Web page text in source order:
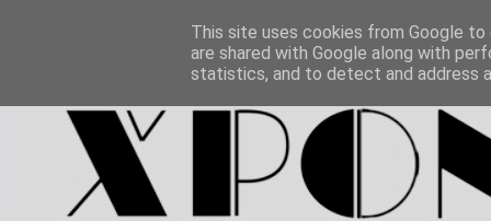
This site uses cookies from Google
are shared with Google along with
statistics, and to detect and address